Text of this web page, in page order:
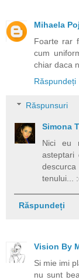
Mihaela
Foarte rar
cum
chiar daca
Răspundeți
Răspunsuri
Simona
Nici eu
tenului...
Răspundeți
Vision By
Si mie imi
nu sunt